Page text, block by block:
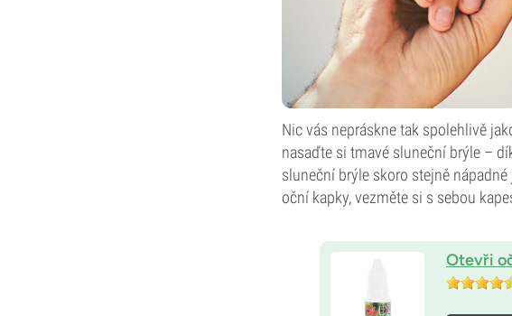
Nic vás nepráskne tak spolehlivě
nasaďte si tmavé sluneční brýle –
sluneční brýle skoro stejně
oční kapky, vezměte si s sebou
Otevři